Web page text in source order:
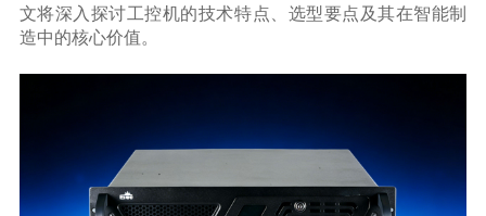
文将深入探讨工控机的技术特点、选型要点及其在智能制
造中的核心价值。